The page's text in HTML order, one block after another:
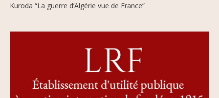
Kuroda “La guerre d’Algérie vue de France”